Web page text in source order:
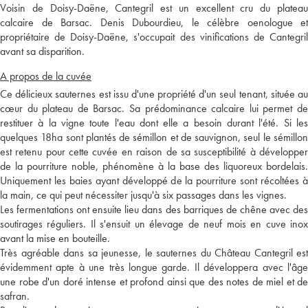
Voisin de Doisy-Daëne, Cantegril est un excellent cru du plateau
calcaire de Barsac. Denis Dubourdieu, le célèbre oenologue et
propriétaire de Doisy-Daëne, s'occupait des vinifications de Cantegril
avant sa disparition.
A propos de la cuvée
Ce délicieux sauternes est issu d'une propriété d'un seul tenant, située au
cœur du plateau de Barsac. Sa prédominance calcaire lui permet de
restituer à la vigne toute l'eau dont elle a besoin durant l'été. Si les
quelques 18ha sont plantés de sémillon et de sauvignon, seul le sémillon
est retenu pour cette cuvée en raison de sa susceptibilité à développer
de la pourriture noble, phénomène à la base des liquoreux bordelais.
Uniquement les baies ayant développé de la pourriture sont récoltées à
la main, ce qui peut nécessiter jusqu'à six passages dans les vignes.
Les fermentations ont ensuite lieu dans des barriques de chêne avec des
soutirages réguliers. Il s'ensuit un élevage de neuf mois en cuve inox
avant la mise en bouteille.
Très agréable dans sa jeunesse, le sauternes du Château Cantegril est
évidemment apte à une très longue garde. Il développera avec l'âge
une robe d'un doré intense et profond ainsi que des notes de miel et de
safran.